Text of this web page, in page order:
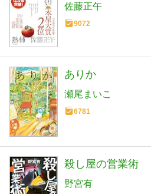
佐藤正午
9072
ありか
瀬尾まいこ
6781
殺し屋の営業術
野宮有